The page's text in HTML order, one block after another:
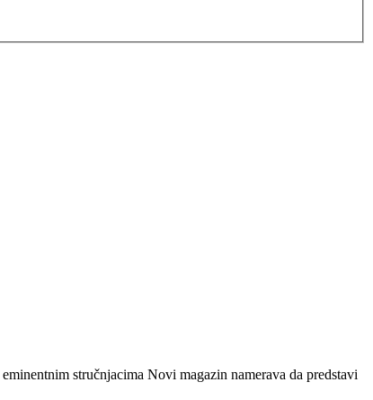
stručnjacima Novi magazin namerava da predstavi